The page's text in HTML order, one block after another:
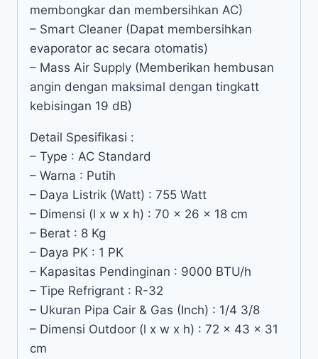
membongkar dan membersihkan AC)
– Smart Cleaner (Dapat membersihkan
evaporator ac secara otomatis)
– Mass Air Supply (Memberikan hembusan
angin dengan maksimal dengan tingkatt
kebisingan 19 dB)
Detail Spesifikasi :
– Type : AC Standard
– Warna : Putih
– Daya Listrik (Watt) : 755 Watt
– Dimensi (l x w x h) : 70 x 26 x 18 cm
– Berat : 8 Kg
– Daya PK : 1 PK
– Kapasitas Pendinginan : 9000 BTU/h
– Tipe Refrigrant : R-32
– Ukuran Pipa Cair & Gas (Inch) : 1/4 3/8
– Dimensi Outdoor (l x w x h) : 72 x 43 x 31
cm